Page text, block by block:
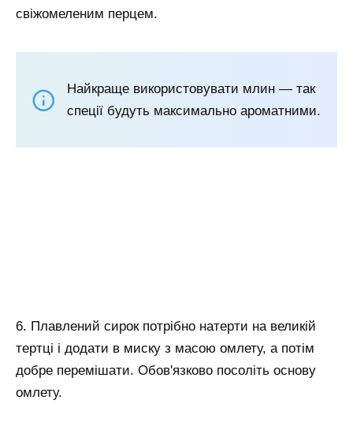
свіжомеленим перцем.
Найкраще використовувати млин — так
спеції будуть максимально ароматними.
6. Плавлений сирок потрібно натерти на великій
тертці і додати в миску з масою омлету, а потім
добре перемішати. Обов'язково посоліть основу
омлету.